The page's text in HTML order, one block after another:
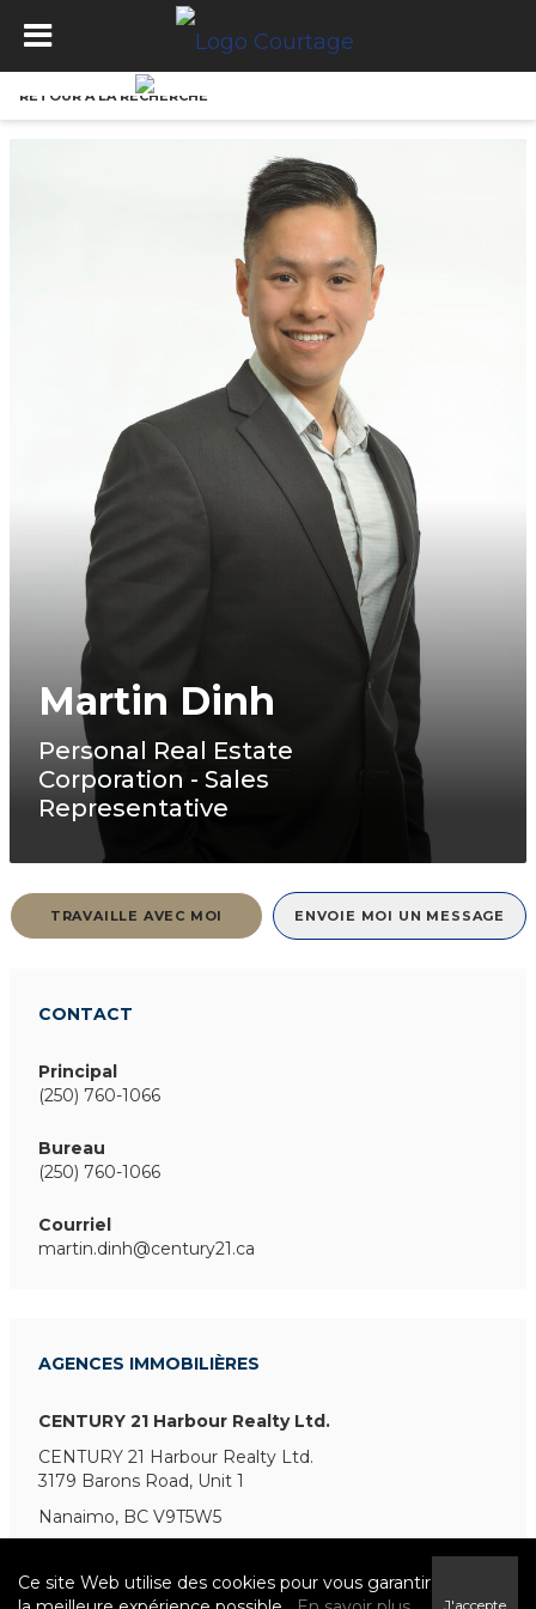
RETOUR À LA RECHERCHE
Martin Dinh
Personal Real Estate
Corporation - Sales
Representative
TRAVAILLE AVEC MOI ENVOIE MOI UN MESSAGE
CONTACT
Principal
(250) 760-1066
Bureau
(250) 760-1066
Courriel
martin.dinh@century21.ca
AGENCES IMMOBILIÈRES
CENTURY 21 Harbour Realty Ltd.
CENTURY 21 Harbour Realty Ltd.
3179 Barons Road, Unit 1
Nanaimo, BC V9T5W5
Ce site Web utilise des cookies pour vous garantir
J'accepte